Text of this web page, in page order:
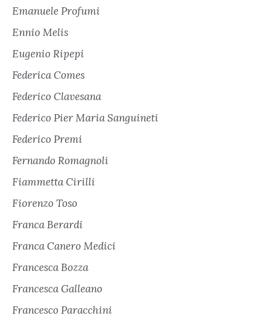
Emanuele Profumi
Ennio Melis
Eugenio Ripepi
Federica Comes
Federico Clavesana
Federico Pier Maria Sanguineti
Federico Premi
Fernando Romagnoli
Fiammetta Cirilli
Fiorenzo Toso
Franca Berardi
Franca Canero Medici
Francesca Bozza
Francesca Galleano
Francesco Paracchini